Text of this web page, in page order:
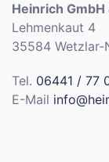
Heinrich GmbH
Lehmenkaut 4
35584 Wetzlar-
Tel. 06441 / 77
E-Mail